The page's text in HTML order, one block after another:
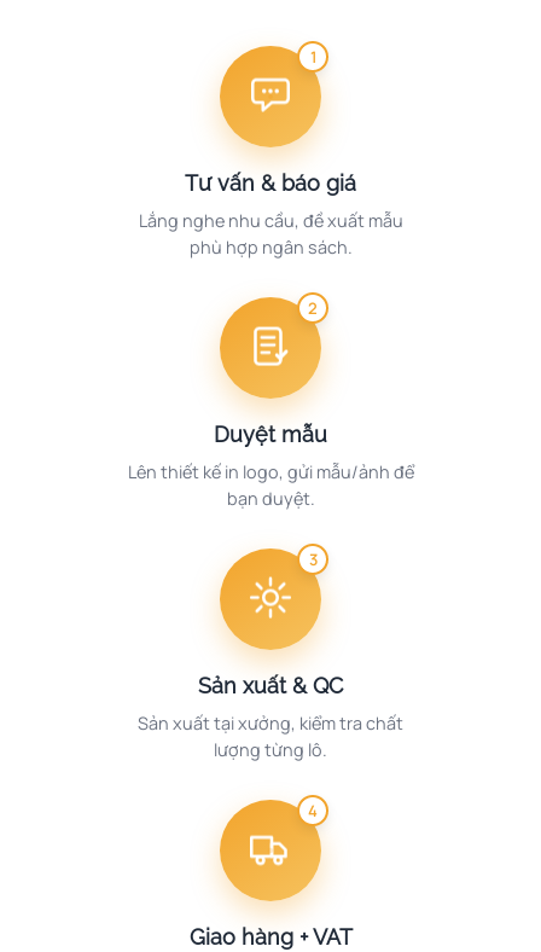
1
Tư vấn & báo giá
Lắng nghe nhu cầu, đề xuất mẫu
phù hợp ngân sách.
2
Duyệt mẫu
Lên thiết kế in logo, gửi mẫu/ảnh để
bạn duyệt.
3
Sản xuất & QC
Sản xuất tại xưởng, kiểm tra chất
lượng từng lô.
4
Giao hàng + VAT